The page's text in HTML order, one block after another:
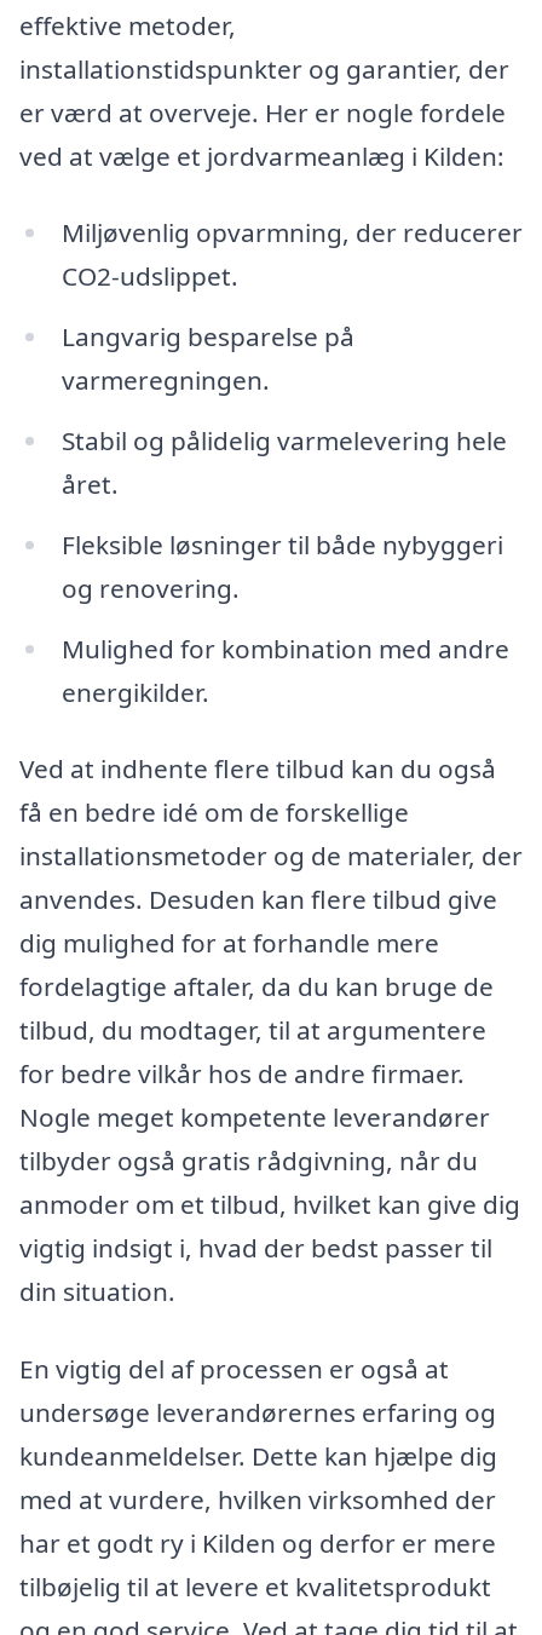
effektive metoder,
installationstidspunkter og garantier, der
er værd at overveje. Her er nogle fordele
ved at vælge et jordvarmeanlæg i Kilden:
Miljøvenlig opvarmning, der reducerer
CO2-udslippet.
Langvarig besparelse på
varmeregningen.
Stabil og pålidelig varmelevering hele
året.
Fleksible løsninger til både nybyggeri
og renovering.
Mulighed for kombination med andre
energikilder.
Ved at indhente flere tilbud kan du også
få en bedre idé om de forskellige
installationsmetoder og de materialer, der
anvendes. Desuden kan flere tilbud give
dig mulighed for at forhandle mere
fordelagtige aftaler, da du kan bruge de
tilbud, du modtager, til at argumentere
for bedre vilkår hos de andre firmaer.
Nogle meget kompetente leverandører
tilbyder også gratis rådgivning, når du
anmoder om et tilbud, hvilket kan give dig
vigtig indsigt i, hvad der bedst passer til
din situation.
En vigtig del af processen er også at
undersøge leverandørernes erfaring og
kundeanmeldelser. Dette kan hjælpe dig
med at vurdere, hvilken virksomhed der
har et godt ry i Kilden og derfor er mere
tilbøjelig til at levere et kvalitetsprodukt